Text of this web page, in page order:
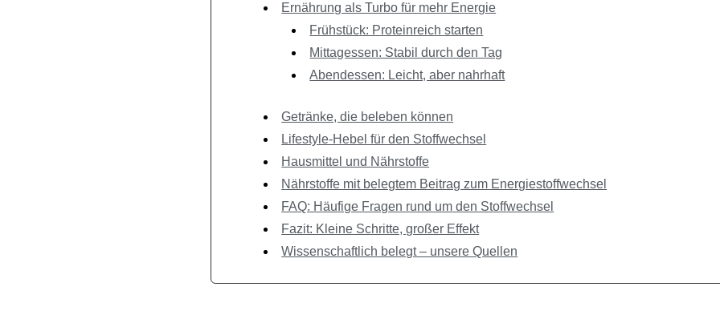
Ernährung als Turbo für mehr Energie
Frühstück: Proteinreich starten
Mittagessen: Stabil durch den Tag
Abendessen: Leicht, aber nahrhaft
Getränke, die beleben können
Lifestyle-Hebel für den Stoffwechsel
Hausmittel und Nährstoffe
Nährstoffe mit belegtem Beitrag zum Energiestoffwechsel
FAQ: Häufige Fragen rund um den Stoffwechsel
Fazit: Kleine Schritte, großer Effekt
Wissenschaftlich belegt – unsere Quellen